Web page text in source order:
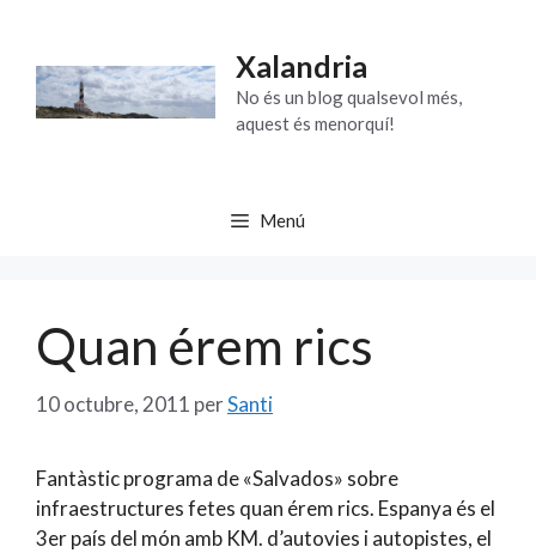
contingut
Xalandria
No és un blog qualsevol més,
aquest és menorquí!
Menú
Quan érem rics
10 octubre, 2011 perSanti
Fantàstic programa de «Salvados» sobre
infraestructures fetes quan érem rics. Espanya és el
3er país del món amb KM. d’autovies i autopistes, el